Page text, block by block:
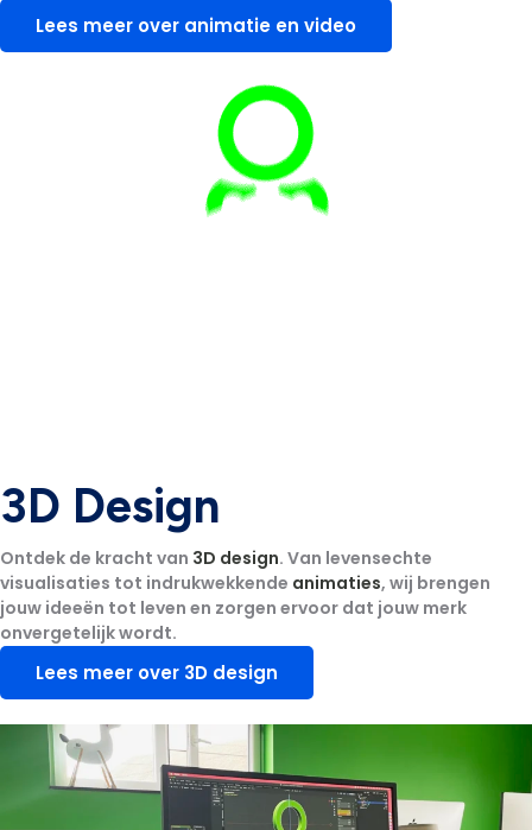
Lees meer over animatie en video
3D Design
Ontdek de kracht van 3D design. Van levensechte
visualisaties tot indrukwekkende animaties, wij brengen
jouw ideeën tot leven en zorgen ervoor dat jouw merk
onvergetelijk wordt.
Lees meer over 3D design